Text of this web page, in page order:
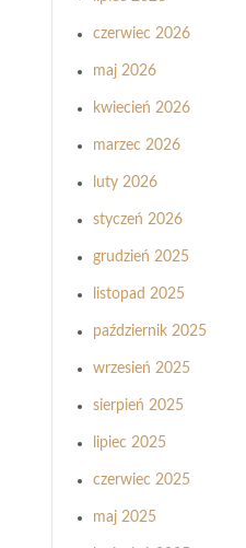
czerwiec 2026
maj 2026
kwiecień 2026
marzec 2026
luty 2026
styczeń 2026
grudzień 2025
listopad 2025
październik 2025
wrzesień 2025
sierpień 2025
lipiec 2025
czerwiec 2025
maj 2025